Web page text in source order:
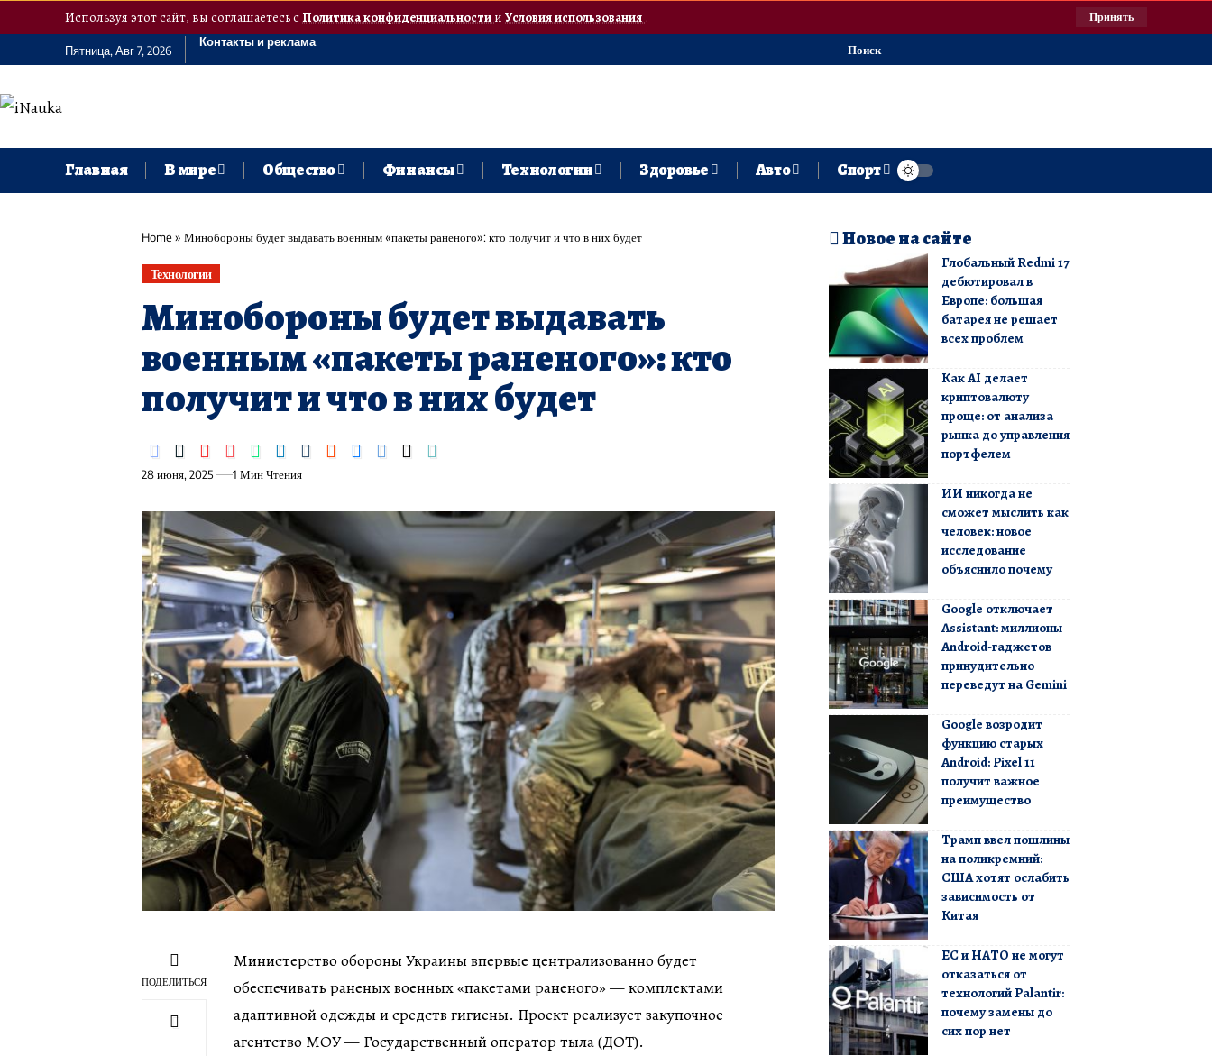
Используя этот сайт, вы соглашаетесь сПолитика конфиденциальностии Условия использования. Принять
Пятница, Авг 7, 2026
Контакты и реклама
Поиск
Главная В мире Общество Финансы Технологии Здоровье Авто Спорт
Home» Минобороны будет выдавать военным «пакеты раненого»: кто получит и что в них будет
Технологии
Минобороны будет выдавать
военным «пакеты раненого»: кто
получит и что в них будет
28 июня, 2025 1 Мин Чтения
ПОДЕЛИТЬСЯ
Министерство обороны Украины впервые централизованно будет
обеспечивать раненых военных «пакетами раненого» — комплектами
адаптивной одежды и средств гигиены. Проект реализует закупочное
агентство МОУ — Государственный оператор тыла (ДОТ).
Новое на сайте
Глобальный Redmi 17
дебютировал в
Европе: большая
батарея не решает
всех проблем
Как AI делает
криптовалюту
проще: от анализа
рынка до управления
портфелем
ИИ никогда не
сможет мыслить как
человек: новое
исследование
объяснило почему
Google отключает
Assistant: миллионы
Android-гаджетов
принудительно
переведут на Gemini
Google возродит
функцию старых
Android: Pixel 11
получит важное
преимущество
Трамп ввел пошлины
на поликремний:
США хотят ослабить
зависимость от
Китая
ЕС и НАТО не могут
отказаться от
технологий Palantir:
почему замены до
сих пор нет